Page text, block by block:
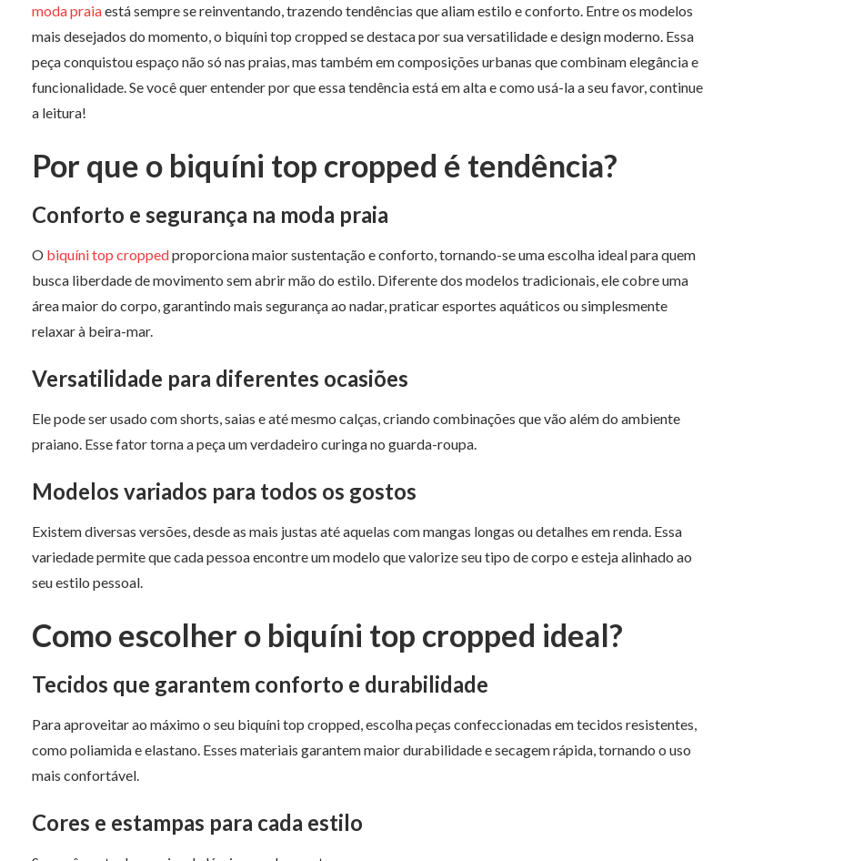
moda praiaestá sempre se reinventando, trazendo tendências que aliam estilo e conforto. Entre os modelos
mais desejados do momento, o biquíni top cropped se destaca por sua versatilidade e design moderno. Essa
peça conquistou espaço não só nas praias, mas também em composições urbanas que combinam elegância e
funcionalidade. Se você quer entender por que essa tendência está em alta e como usá-la a seu favor, continue
a leitura!
Por que o biquíni top cropped é tendência?
Conforto e segurança na moda praia
O biquíni top croppedproporciona maior sustentação e conforto, tornando-se uma escolha ideal para quem
busca liberdade de movimento sem abrir mão do estilo. Diferente dos modelos tradicionais, ele cobre uma
área maior do corpo, garantindo mais segurança ao nadar, praticar esportes aquáticos ou simplesmente
relaxar à beira-mar.
Versatilidade para diferentes ocasiões
Ele pode ser usado com shorts, saias e até mesmo calças, criando combinações que vão além do ambiente
praiano. Esse fator torna a peça um verdadeiro curinga no guarda-roupa.
Modelos variados para todos os gostos
Existem diversas versões, desde as mais justas até aquelas com mangas longas ou detalhes em renda. Essa
variedade permite que cada pessoa encontre um modelo que valorize seu tipo de corpo e esteja alinhado ao
seu estilo pessoal.
Como escolher o biquíni top cropped ideal?
Tecidos que garantem conforto e durabilidade
Para aproveitar ao máximo o seu biquíni top cropped, escolha peças confeccionadas em tecidos resistentes,
como poliamida e elastano. Esses materiais garantem maior durabilidade e secagem rápida, tornando o uso
mais confortável.
Cores e estampas para cada estilo